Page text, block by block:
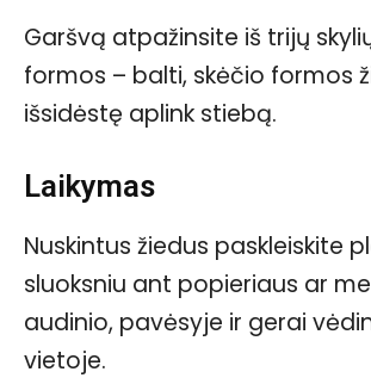
Garšvą atpažinsite iš trijų
formos – balti, skėčio formos
išsidėstę aplink stiebą.
Laikymas
Nuskintus žiedus paskleiskite
sluoksniu ant popieriaus ar
audinio, pavėsyje ir gerai
vietoje.